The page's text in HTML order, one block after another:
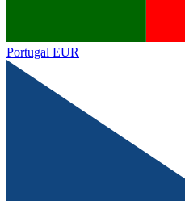
Portugal EUR